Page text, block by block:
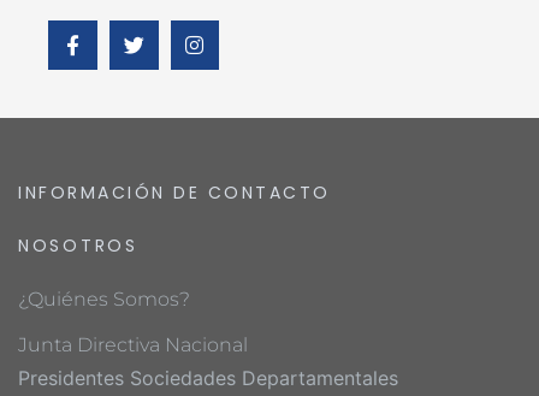
INFORMACIÓN DE CONTACTO
NOSOTROS
¿Quiénes Somos?
Junta Directiva Nacional
Presidentes Sociedades Departamentales